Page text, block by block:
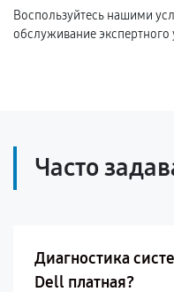
Воспользуйтесь нашими
обслуживание экспертного
Часто
Диагностика
Dell платная?